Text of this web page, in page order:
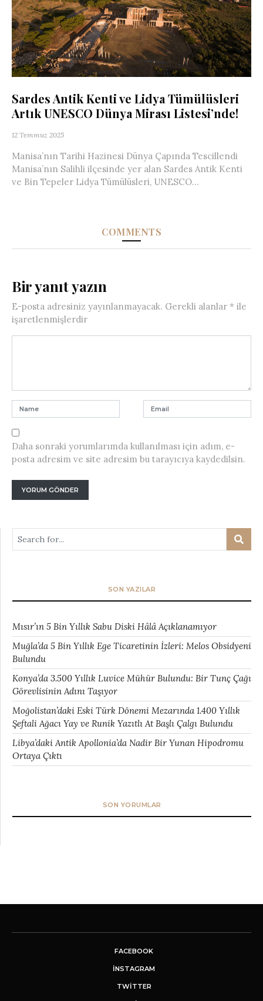
Sardes Antik Kenti ve Lidya Tümülüsleri
Artık UNESCO Dünya Mirası Listesi’nde!
12 Temmuz 2025
Manisa’nın Tarihi Hazinesi Dünya Çapında Tescillendi
Manisa’nın Salihli ilçesinde yer alan Sardes Antik Kenti
ve Bin Tepeler Lidya Tümülüsleri, UNESCO...
COMMENTS
Bir yanıt yazın
E-posta adresiniz yayınlanmayacak. Gerekli alanlar * ile
işaretlenmişlerdir
Daha sonraki yorumlarımda kullanılması için adım, e-
posta adresim ve site adresim bu tarayıcıya kaydedilsin.
SON YAZILAR
Mısır’ın 5 Bin Yıllık Sabu Diski Hâlâ Açıklanamıyor
Muğla’da 5 Bin Yıllık Ege Ticaretinin İzleri: Melos Obsidyeni
Bulundu
Konya’da 3.500 Yıllık Luvice Mühür Bulundu: Bir Tunç Çağı
Görevlisinin Adını Taşıyor
Moğolistan’daki Eski Türk Dönemi Mezarında 1.400 Yıllık
Şeftali Ağacı Yay ve Runik Yazıtlı At Başlı Çalgı Bulundu
Libya’daki Antik Apollonia’da Nadir Bir Yunan Hipodromu
Ortaya Çıktı
SON YORUMLAR
FACEBOOK
INSTAGRAM
TWITTER